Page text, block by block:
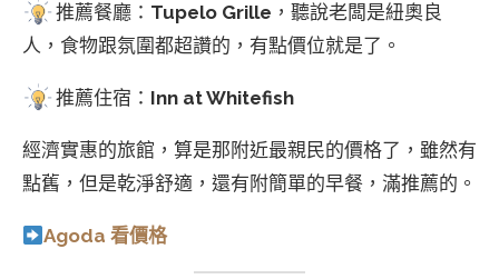
推薦餐廳： Tupelo Grille ，聽說老闆是紐奧良
人，食物跟氛圍都超讚的，有點價位就是了。
推薦住宿： Inn at Whitefish
經濟實惠的旅館，算是那附近最親民的價格了，雖然有
點舊，但是乾淨舒適，還有附簡單的早餐，滿推薦的。
Agoda 看價格